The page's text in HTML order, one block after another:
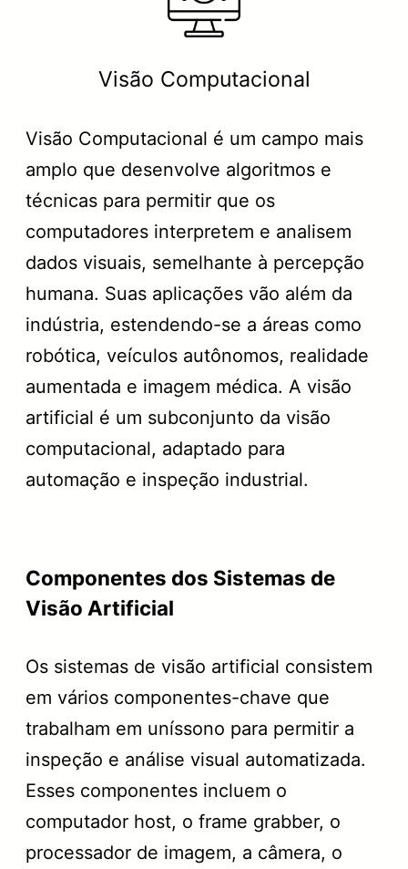
Visão Computacional
Visão Computacional é um campo mais
amplo que desenvolve algoritmos e
técnicas para permitir que os
computadores interpretem e analisem
dados visuais, semelhante à percepção
humana. Suas aplicações vão além da
indústria, estendendo-se a áreas como
robótica, veículos autônomos, realidade
aumentada e imagem médica. A visão
artificial é um subconjunto da visão
computacional, adaptado para
automação e inspeção industrial.
Componentes dos Sistemas de
Visão Artificial
Os sistemas de visão artificial consistem
em vários componentes-chave que
trabalham em uníssono para permitir a
inspeção e análise visual automatizada.
Esses componentes incluem o
computador host, o frame grabber, o
processador de imagem, a câmera, o